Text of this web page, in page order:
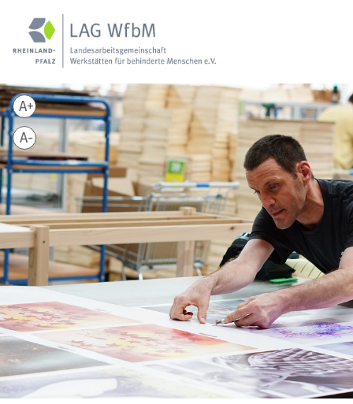
A-
A+